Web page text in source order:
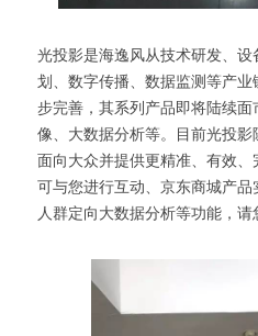
光投影是海逸风从技术研发、
划、数字传播、数据监测等产
步完善，其系列产品即将陆续
像、大数据分析等。目前光投
面向大众并提供更精准、有效
可与您进行互动、京东商城产
人群定向大数据分析等功能，请